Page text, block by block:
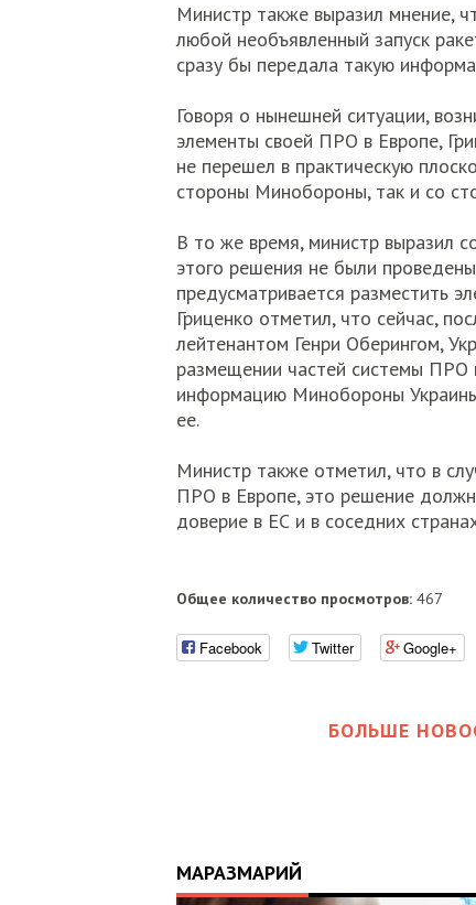
Министр также выразил мнение,
любой необъявленный запуск
сразу бы передала такую
Говоря о нынешней ситуации,
элементы своей ПРО в Европе,
не перешел в практическую
стороны Минобороны, так и со
В то же время, министр выразил
этого решения не были
предусматривается разместить
Гриценко отметил, что сейчас,
лейтенантом Генри Оберингом,
размещении частей системы ПРО
информацию Минобороны
ее.
Министр также отметил, что в
ПРО в Европе, это решение
доверие в ЕС и в соседних
Общее количество просмотров:467
Facebook Twitter Google+
БОЛЬШЕ
МАРАЗМАРИЙ